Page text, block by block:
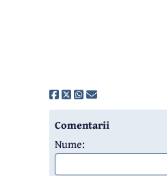
Comentarii
Nume: